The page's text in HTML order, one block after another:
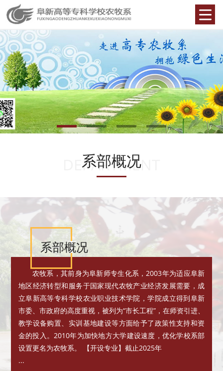
系部概况
DEPARTMENT
系部概况
农牧系，其前身为阜新师专生化系，2003年为适应阜新
地区经济转型和服务于国家现代农牧产业经济发展需要，成
立阜新高等专科学校农业职业技术学院，学院成立得到阜新
市委、市政府的高度重视，被列为“市长工程”，在师资引进、
教学设备购置、实训基地建设等方面给予了政策性支持和资
金的投入。2010年为加快地方大学建设速度，优化学校系部
设置更名为农牧系。 【开设专业】截止2025年
...